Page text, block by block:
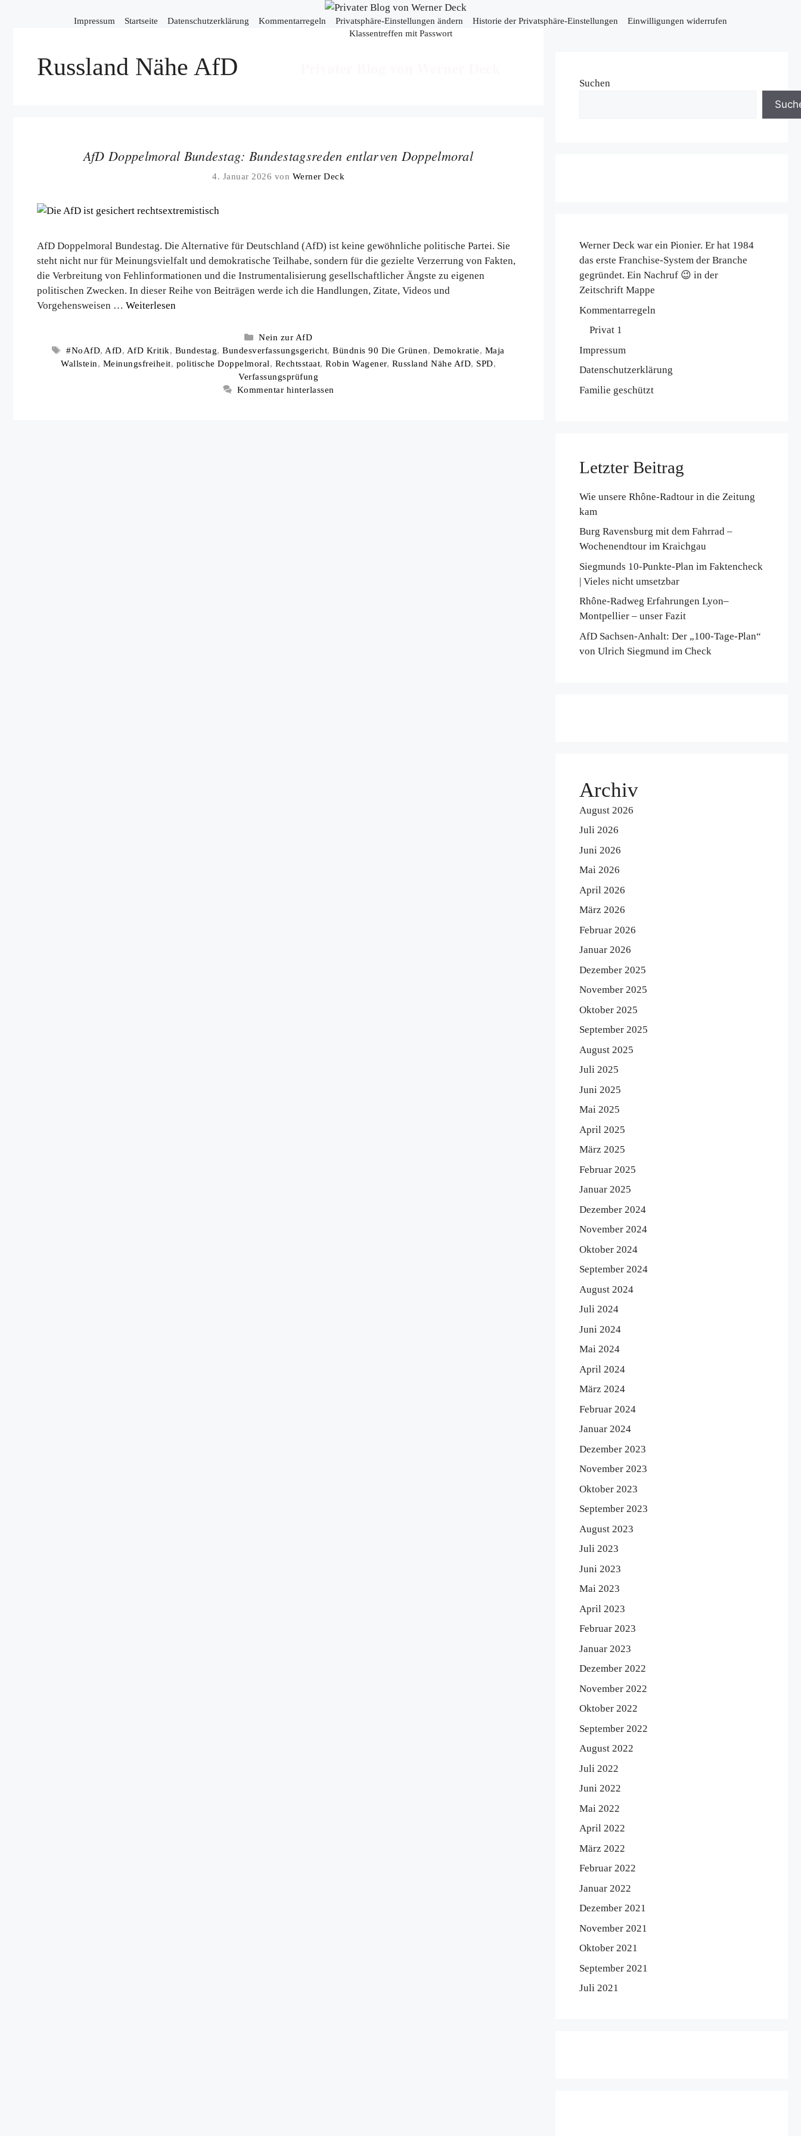
Impressum Startseite Datenschutzerklärung Kommentarregeln Privatsphäre-Einstellungen ändern Historie der Privatsphäre-Einstellungen
Einwilligungen widerrufen
Klassentreffen mit Passwort
Russland Nähe AfD
AfD Doppelmoral Bundestag: Bundestagsreden entlarven Doppelmoral
4. Januar 2026 von Werner Deck
AfD Doppelmoral Bundestag. Die Alternative für Deutschland (AfD) ist keine gewöhnliche politische Partei. Sie
steht nicht nur für Meinungsvielfalt und demokratische Teilhabe, sondern für die gezielte Verzerrung von Fakten,
die Verbreitung von Fehlinformationen und die Instrumentalisierung gesellschaftlicher Ängste zu eigenen
politischen Zwecken. In dieser Reihe von Beiträgen werde ich die Handlungen, Zitate, Videos und
Vorgehensweisen … Weiterlesen
Kategorien
Nein zur AfD
Schlagwörter
#NoAfD, AfD, AfD Kritik, Bundestag,Bundesverfassungsgericht,Bündnis 90 Die Grünen, Demokratie, Maja
Wallstein, Meinungsfreiheit, politische Doppelmoral, Rechtsstaat, Robin Wagener, Russland Nähe AfD, SPD,
Verfassungsprüfung
Kommentar hinterlassen
Suchen
Werner Deck war ein Pionier. Er hat 1984
das erste Franchise-System der Branche
gegründet. Ein Nachruf 😉 in der
Zeitschrift Mappe
Kommentarregeln
Privat 1
Impressum
Datenschutzerklärung
Familie geschützt
Letzter Beitrag
Wie unsere Rhône-Radtour in die Zeitung
kam
Burg Ravensburg mit dem Fahrrad –
Wochenendtour im Kraichgau
Siegmunds 10-Punkte-Plan im Faktencheck
| Vieles nicht umsetzbar
Rhône-Radweg Erfahrungen Lyon–
Montpellier – unser Fazit
AfD Sachsen-Anhalt: Der „100-Tage-Plan“
von Ulrich Siegmund im Check
Archiv
August 2026
Juli 2026
Juni 2026
Mai 2026
April 2026
März 2026
Februar 2026
Januar 2026
Dezember 2025
November 2025
Oktober 2025
September 2025
August 2025
Juli 2025
Juni 2025
Mai 2025
April 2025
März 2025
Februar 2025
Januar 2025
Dezember 2024
November 2024
Oktober 2024
September 2024
August 2024
Juli 2024
Juni 2024
Mai 2024
April 2024
März 2024
Februar 2024
Januar 2024
Dezember 2023
November 2023
Oktober 2023
September 2023
August 2023
Juli 2023
Juni 2023
Mai 2023
April 2023
Februar 2023
Januar 2023
Dezember 2022
November 2022
Oktober 2022
September 2022
August 2022
Juli 2022
Juni 2022
Mai 2022
April 2022
März 2022
Februar 2022
Januar 2022
Dezember 2021
November 2021
Oktober 2021
September 2021
Juli 2021